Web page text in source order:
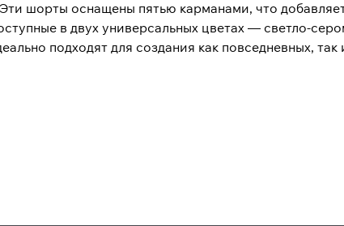
шорты оснащены пятью карманами, что
в двух универсальных цветах — светло-
подходят для создания как повседневных, так